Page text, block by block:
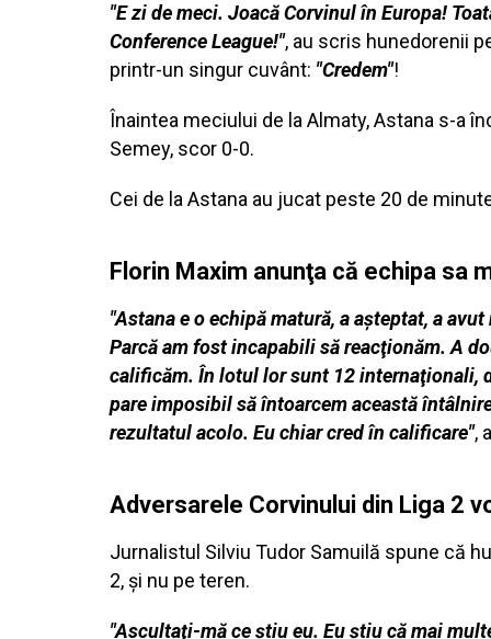
"E zi de meci. Joacă Corvinul în Europa!
Conference League!", au scris hunedorenii
printr-un singur cuvânt: "Credem"!
Înaintea meciului de la Almaty, Astana s-a
Semey, scor 0-0.
Cei de la Astana au jucat peste 20 de
Florin Maxim anunţa că echipa sa
"Astana e o echipă matură, a aşteptat, a
Parcă am fost incapabili să reacţionăm. A
calificăm. În lotul lor sunt 12 internaţionali,
pare imposibil să întoarcem această
rezultatul acolo. Eu chiar cred în calificare",
Adversarele Corvinului din Liga 2
Jurnalistul Silviu Tudor Samuilă spune că
2, şi nu pe teren.
"Ascultaţi-mă ce ştiu eu. Eu ştiu că mai